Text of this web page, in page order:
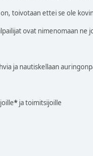
toivotaan ettei se ole
ovat nimenomaan ne
ja nautiskellaan
* ja toimitsijoille